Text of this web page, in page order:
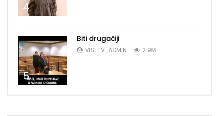
4
5
Biti drugačiji
VISETV_ADMIN 2.9M